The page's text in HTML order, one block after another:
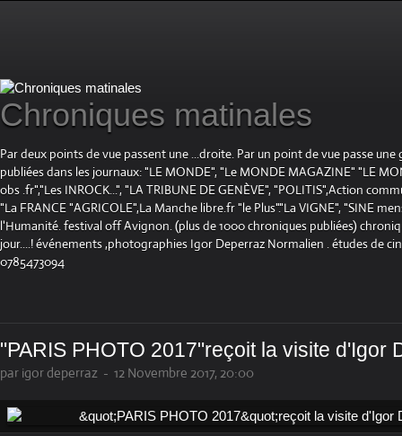
Chroniques matinales
Par deux points de vue passent une ...droite. Par un point de vue passe
publiées dans les journaux: "LE MONDE", "Le MONDE MAGAZINE" "LE
obs .fr","Les INROCK...", "LA TRIBUNE DE GENÈVE", "POLITIS",Action
"La FRANCE "AGRICOLE",La Manche libre.fr "le Plus"."La VIGNE", "SINE
l'Humanité. festival off Avignon. (plus de 1000 chroniques publiées)
jour....! événements ,photographies Igor Deperraz Normalien . études de
0785473094
"PARIS PHOTO 2017"reçoit la visite d'Igor
par igor deperraz - 12 Novembre 2017, 20:00